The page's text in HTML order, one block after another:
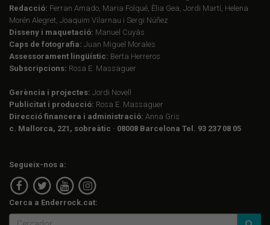
Redacció: Ferran Amado, Maria Folqué, Èlia Gea, Jordi Martí, Helena
Morén Alegret, Joaquim Vilarnau i Sergi Núñez
Disseny i maquetació: Manuel Cuyàs
Caps de fotografia: Juan Miguel Morales
Assessorament lingüístic: Berta Herreros
Subscripcions: Rosa E. Massaguer
Gerència i projectes: Jordi Novell
Publicitat i producció: Rosa E. Massaguer
Direcció financera i administració: Anna Gris
c. Mallorca, 221, sobreàtic · 08008 Barcelona Tel. 93 237 08 05
Segueix-nos a:
Cerca a Enderrock.cat: